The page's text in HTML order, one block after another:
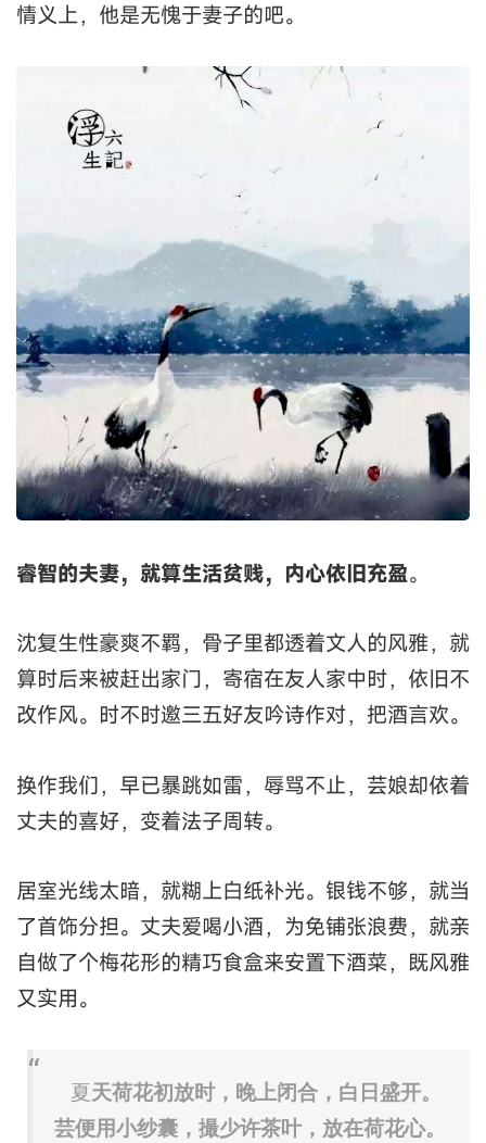
情义上，他是无愧于妻子的吧。
睿智的夫妻，就算生活贫贱，内心依旧充盈。
沈复生性豪爽不羁，骨子里都透着文人的风雅，就
算时后来被赶出家门，寄宿在友人家中时，依旧不
改作风。时不时邀三五好友吟诗作对，把酒言欢。
换作我们，早已暴跳如雷，辱骂不止，芸娘却依着
丈夫的喜好，变着法子周转。
居室光线太暗，就糊上白纸补光。银钱不够，就当
了首饰分担。丈夫爱喝小酒，为免铺张浪费，就亲
自做了个梅花形的精巧食盒来安置下酒菜，既风雅
又实用。
夏天荷花初放时，晚上闭合，白日盛开。
芸便用小纱囊，撮少许茶叶，放在荷花心。